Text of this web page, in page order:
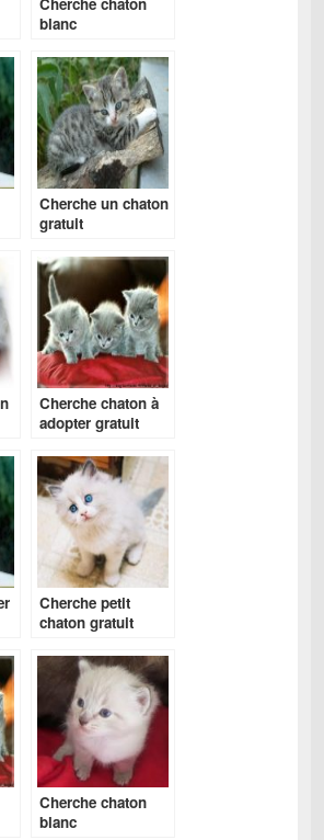
blanc
Cherche un chaton
gratuit
Cherche chaton à
adopter gratuit
Cherche petit
chaton gratuit
Cherche chaton
blanc